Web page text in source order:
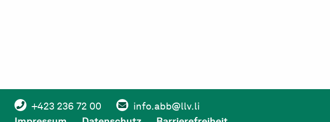
+423 236 72 00
info.abb@llv.li